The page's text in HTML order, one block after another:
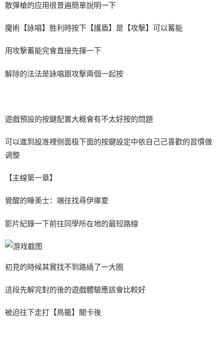
散彈槍的应用很普遍簡單說明一下
魔術【詠唱】胜利時按下【護盾】是【攻擊】可以蓄能
用攻擊蓄能完會直接先揮一下
解除的法法是詠唱跟攻擊兩個一起按
遊戲預設的按鍵配置大概會有不太好按的問題
可以進到設准裡侧面极下面的按鍵設定中依自己己喜歡的習慣做
调整
【主線第一章】
覺醒的睡美士：端往找尋伊庫夏
影片紀錄一下前往同學所在地的最短路線
初見的時候其實找不到路繞了一大圈
這段先解完對的後的遊戲體驗應該會比較好
被迫往下走打【鳥籠】關卡後